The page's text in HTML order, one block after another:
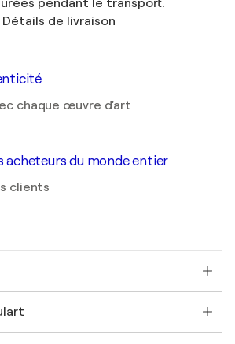
pendant le transport.
Détails de livraison
chaque œuvre d'art
acheteurs du monde entier
clients